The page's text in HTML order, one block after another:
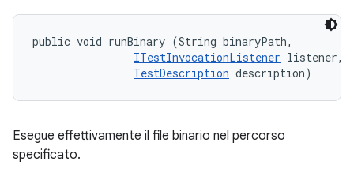
public void runBinary (String binaryPath,
ITestInvocationListener listener,
TestDescription description)
Esegue effettivamente il file binario nel percorso
specificato.